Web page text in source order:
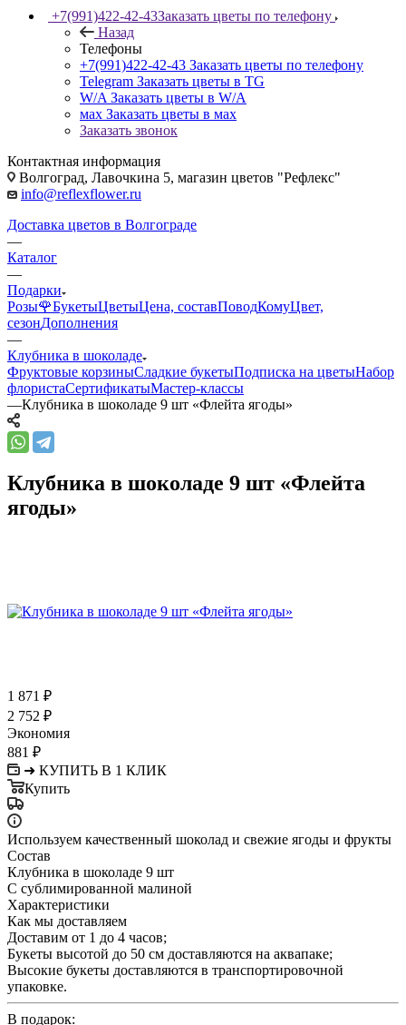
+7(991)422-42-43Заказать цветы по телефону
Назад
Телефоны
+7(991)422-42-43 Заказать цветы по телефону
Telegram Заказать цветы в TG
W/A Заказать цветы в W/A
мах Заказать цветы в мах
Заказать звонок
Контактная информация
Волгоград, Лавочкина 5, магазин цветов "Рефлекс"
info@reflexflower.ru
Доставка цветов в Волгограде
—
Каталог
—
Подарки
Розы🌹БукетыЦветыЦена, составПоводКомуЦвет,
сезонДополнения
—
Клубника в шоколаде
Фруктовые корзиныСладкие букетыПодписка на цветыНабор
флористаСертификатыМастер-классы
—Клубника в шоколаде 9 шт «Флейта ягоды»
Клубника в шоколаде 9 шт «Флейта
ягоды»
1 871 ₽
2 752 ₽
Экономия
881 ₽
➜ КУПИТЬ В 1 КЛИК
Купить
Используем качественный шоколад и свежие ягоды и фрукты
Состав
Клубника в шоколаде 9 шт
С сублимированной малиной
Характеристики
Как мы доставляем
Доставим от 1 до 4 часов;
Букеты высотой до 50 см доставляются на аквапаке;
Высокие букеты доставляются в транспортировочной
упаковке.
В подарок: